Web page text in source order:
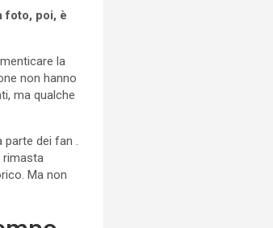
foto, poi, è
la
non hanno
ma qualche
dei fan .
rimasta
Ma non